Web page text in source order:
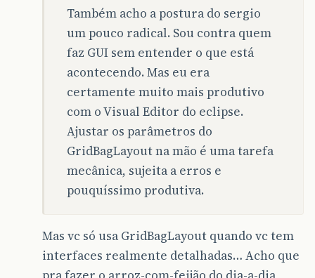
Também acho a postura do sergio
um pouco radical. Sou contra quem
faz GUI sem entender o que está
acontecendo. Mas eu era
certamente muito mais produtivo
com o Visual Editor do eclipse.
Ajustar os parâmetros do
GridBagLayout na mão é uma tarefa
mecânica, sujeita a erros e
pouquíssimo produtiva.
Mas vc só usa GridBagLayout quando vc tem
interfaces realmente detalhadas… Acho que